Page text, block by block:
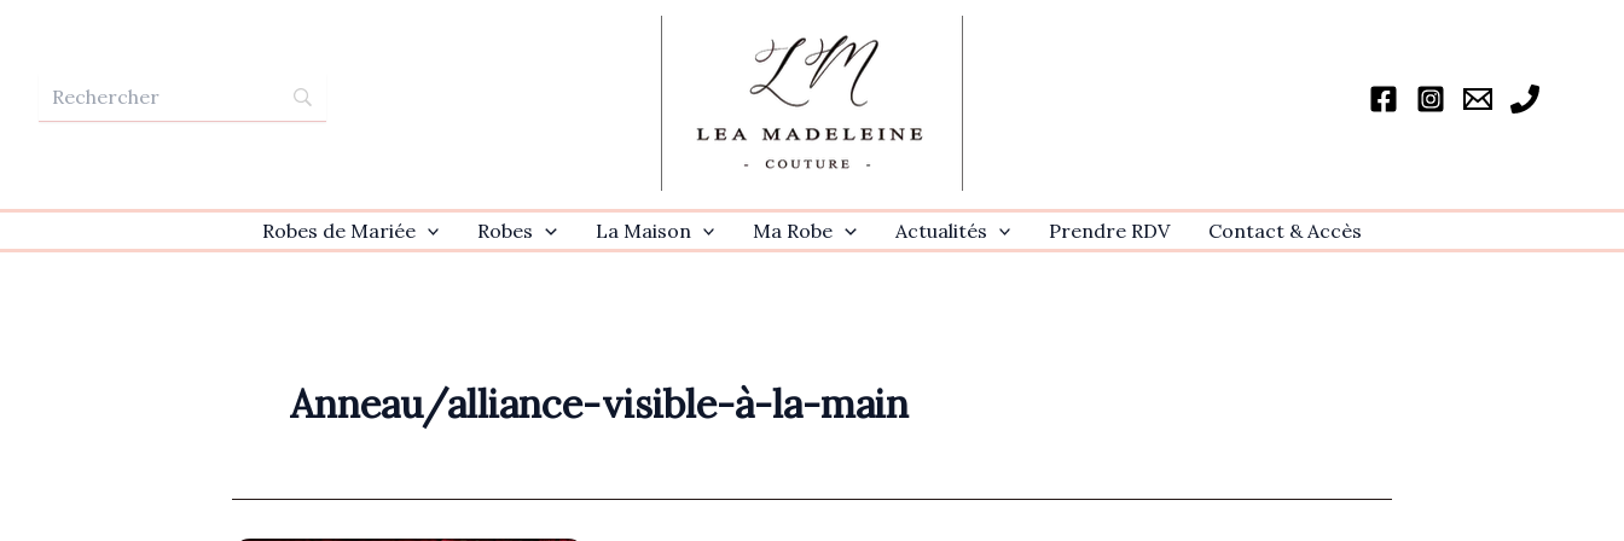
Robes de Mariée Robes La Maison Ma Robe Actualités Prendre RDV Contact & Accѐs
Anneau/alliance-visible-à-la-main